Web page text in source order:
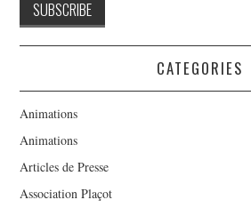
CATEGORIES
Animations
Animations
Articles de Presse
Association Plaçot